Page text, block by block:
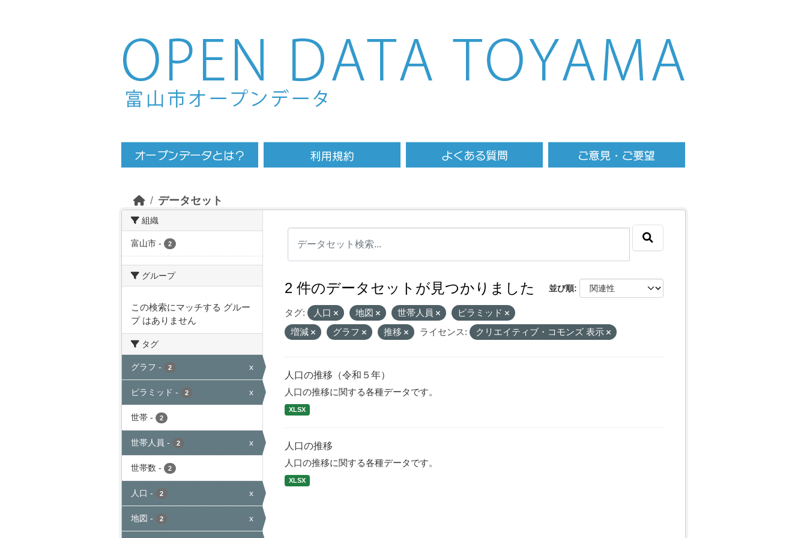
Skip to main content
データセット
組織
富山市 - 2
グループ
この検索にマッチする グルー
プ はありません
タグ
グラフ - 2 x
ピラミッド - 2 x
世帯 - 2
世帯人員 - 2 x
世帯数 - 2
人口 - 2 x
地図 - 2 x
並び順
2 件のデータセットが見つかりました
タグ: 人口 地図 世帯人員
ピラミッド
増減
グラフ 推移 ライセンス: クリエイティブ・コモンズ 表示
人口の推移（令和５年）
人口の推移に関する各種データです。
XLSX
人口の推移
人口の推移に関する各種データです。
XLSX